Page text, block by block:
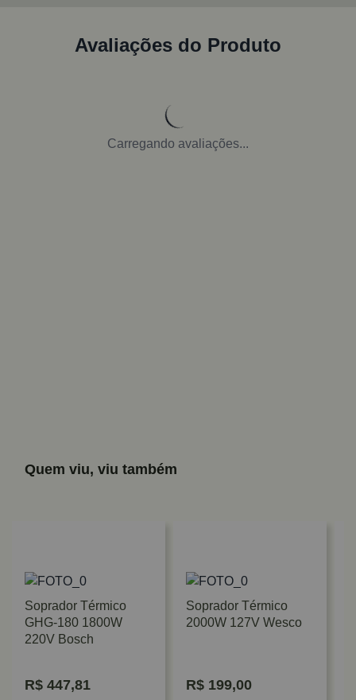
Avaliações do Produto
Carregando avaliações...
Quem viu, viu também
Soprador Térmico
GHG-180 1800W
220V Bosch
R$ 447,81
Soprador Térmico
2000W 127V Wesco
R$ 199,00